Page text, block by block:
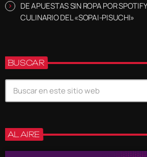
DE APUESTAS SIN ROPA POR
CULINARIO DEL «SOPAI-PISUCHI»
BUSCAR
AL AIRE